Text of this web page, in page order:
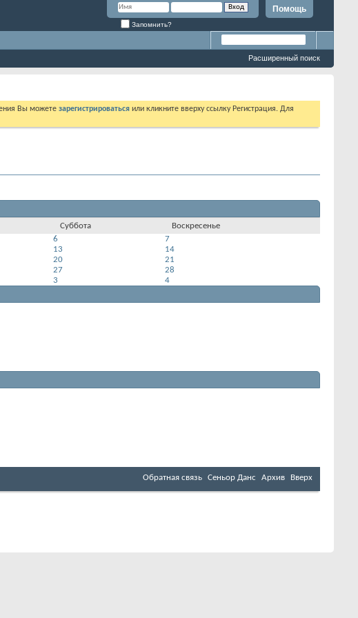
Помощь
Запомнить?
Расширенный поиск
Вы можете зарегистрироваться или кликните вверху ссылку Регистрация. Для
Суббота
Воскресенье
6
7
13
14
20
21
27
28
3 4
Обратная связь Сеньор Данс Архив Вверх